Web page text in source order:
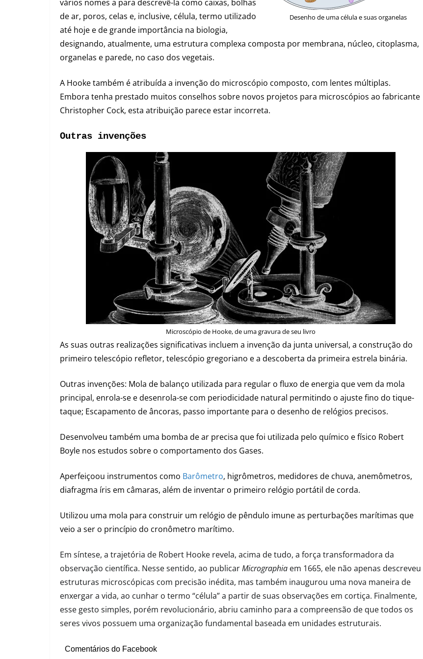
Desenho de uma célula e suas organelas
vários nomes a para descrevê-la como caixas, bolhas
de ar, poros, celas e, inclusive, célula, termo utilizado
até hoje e de grande importância na biologia,
designando, atualmente, uma estrutura complexa composta por membrana, núcleo, citoplasma,
organelas e parede, no caso dos vegetais.
A Hooke também é atribuída a invenção do microscópio composto, com lentes múltiplas.
Embora tenha prestado muitos conselhos sobre novos projetos para microscópios ao fabricante
Christopher Cock, esta atribuição parece estar incorreta.
Outras invenções
Microscópio de Hooke, de uma gravura de seu livro
As suas outras realizações significativas incluem a invenção da junta universal, a construção do
primeiro telescópio refletor, telescópio gregoriano e a descoberta da primeira estrela binária.
Outras invenções: Mola de balanço utilizada para regular o fluxo de energia que vem da mola
principal, enrola-se e desenrola-se com periodicidade natural permitindo o ajuste fino do tique-
taque; Escapamento de âncoras, passo importante para o desenho de relógios precisos.
Desenvolveu também uma bomba de ar precisa que foi utilizada pelo químico e físico Robert
Boyle nos estudos sobre o comportamento dos Gases.
Aperfeiçoou instrumentos como Barômetro, higrômetros, medidores de chuva, anemômetros,
diafragma íris em câmaras, além de inventar o primeiro relógio portátil de corda.
Utilizou uma mola para construir um relógio de pêndulo imune as perturbações marítimas que
veio a ser o princípio do cronômetro marítimo.
Em síntese, a trajetória de Robert Hooke revela, acima de tudo, a força transformadora da
observação científica. Nesse sentido, ao publicarMicrographia em 1665, ele não apenas descreveu
estruturas microscópicas com precisão inédita, mas também inaugurou uma nova maneira de
enxergar a vida, ao cunhar o termo “célula” a partir de suas observações em cortiça. Finalmente,
esse gesto simples, porém revolucionário, abriu caminho para a compreensão de que todos os
seres vivos possuem uma organização fundamental baseada em unidades estruturais.
Comentários do Facebook